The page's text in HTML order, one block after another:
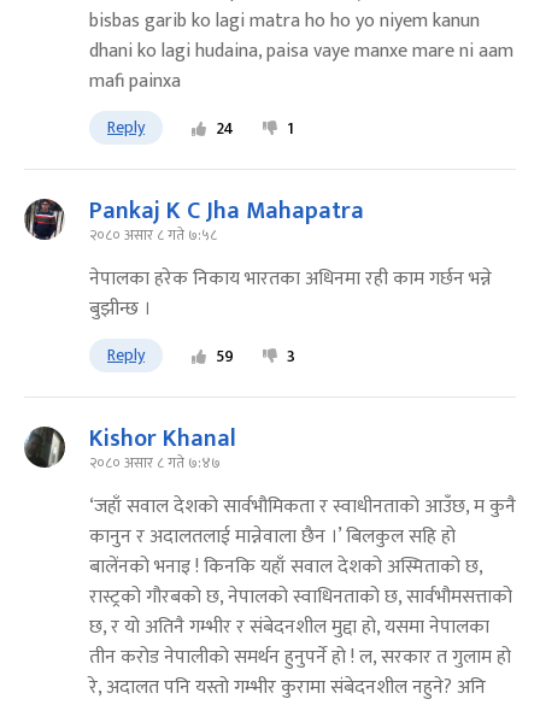
bisbas garib ko lagi matra ho ho yo niyem kanun
dhani ko lagi hudaina, paisa vaye manxe mare ni aam
mafi painxa
Reply 24 1
Pankaj K C Jha Mahapatra
२०८० असार ८ गते ७:५८
नेपालका हरेक निकाय भारतका अधिनमा रही काम गर्छन भन्ने
बुझीन्छ ।
Reply 59 3
Kishor Khanal
२०८० असार ८ गते ७:४७
‘जहाँ सवाल देशको सार्वभौमिकता र स्वाधीनताको आउँछ, म कुनै
कानुन र अदालतलाई मान्नेवाला छैन ।’ बिलकुल सहि हो
बालेंनको भनाइ ! किनकि यहाँ सवाल देशको अस्मिताको छ,
रास्ट्रको गौरबको छ, नेपालको स्वाधिनताको छ, सार्वभौमसत्ताको
छ, र यो अतिनै गम्भीर र संबेदनशील मुद्दा हो, यसमा नेपालका
तीन करोड नेपालीको समर्थन हुनुपर्ने हो ! ल, सरकार त गुलाम हो
रे, अदालत पनि यस्तो गम्भीर कुरामा संबेदनशील नहुने? अनि